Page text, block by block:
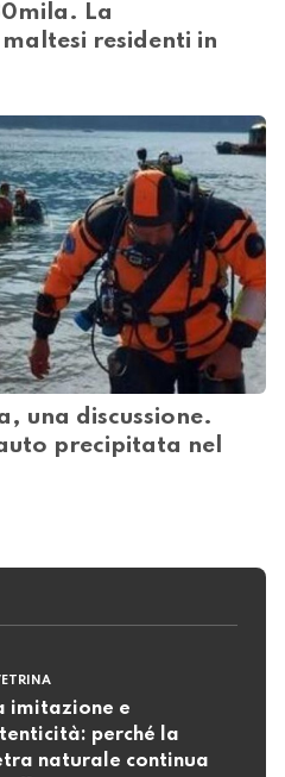
La
residenti in
una discussione.
precipitata nel
imitazione e
perché la
naturale continua